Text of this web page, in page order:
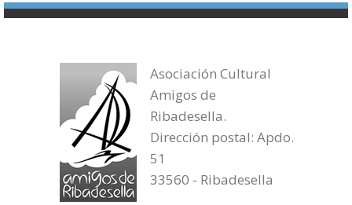
Asociación Cultural
Amigos de
Ribadesella.
Dirección postal: Apdo.
51
33560 - Ribadesella